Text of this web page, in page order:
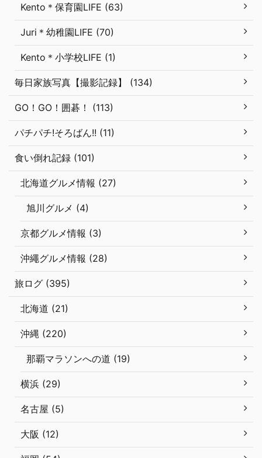
Kento＊保育園LIFE (63)
Juri＊幼稚園LIFE (70)
Kento＊小学校LIFE (1)
毎日家族写真【撮影記録】 (134)
GO！GO！囲碁！ (113)
パチパチ!そろばん!! (11)
食い倒れ記録 (101)
北海道グルメ情報 (27)
旭川グルメ (4)
京都グルメ情報 (3)
沖繩グルメ情報 (28)
旅ログ (395)
北海道 (21)
沖縄 (220)
那覇マラソンへの道 (19)
横浜 (29)
名古屋 (5)
大阪 (12)